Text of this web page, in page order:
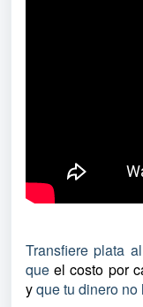
Transfiere plata
queel costo por
yque tu dinero